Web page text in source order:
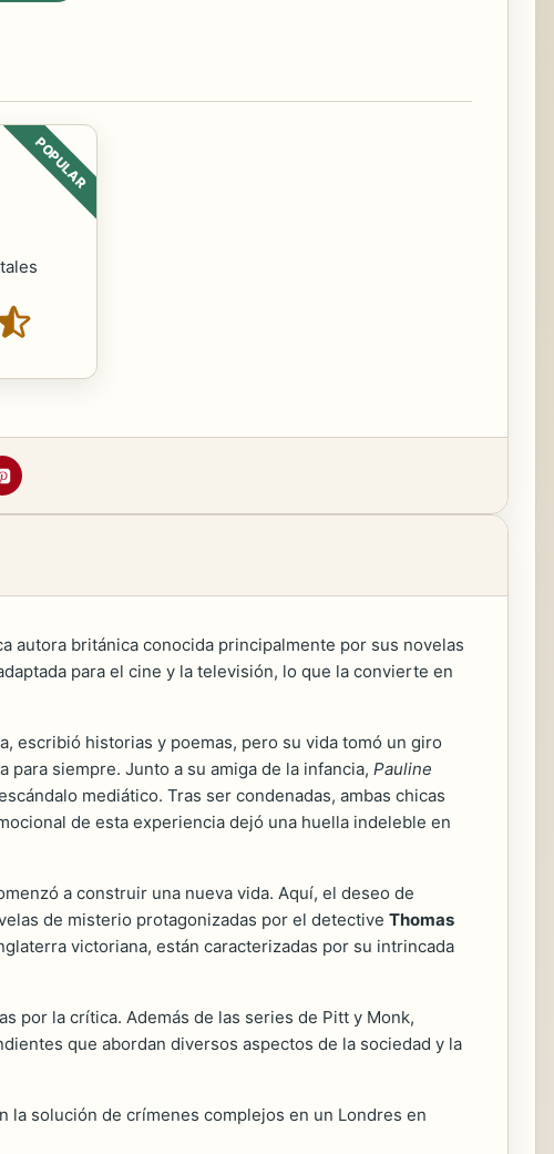
POPULAR
autora británica conocida principalmente por sus novelas
para el cine y la televisión, lo que la convierte en
escribió historias y poemas, pero su vida tomó un giro
para siempre. Junto a su amiga de la infancia, Pauline
mediático. Tras ser condenadas, ambas chicas
de esta experiencia dejó una huella indeleble en
a construir una nueva vida. Aquí, el deseo de
de misterio protagonizadas por el detective Thomas
victoriana, están caracterizadas por su intrincada
por la crítica. Además de las series de Pitt y Monk,
que abordan diversos aspectos de la sociedad y la
la solución de crímenes complejos en un Londres en